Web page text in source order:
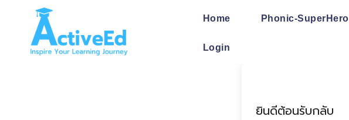
content
Home Phonic-SuperHero
Login
ยินดีต้อนรับกลับ